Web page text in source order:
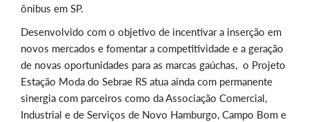
ônibus em SP.
Desenvolvido com o objetivo de incentivar a inserção em
novos mercados e fomentar a competitividade e a geração
de novas oportunidades para as marcas gaúchas, o Projeto
Estação Moda do Sebrae RS atua ainda com permanente
sinergia com parceiros como da Associação Comercial,
Industrial e de Serviços de Novo Hamburgo, Campo Bom e